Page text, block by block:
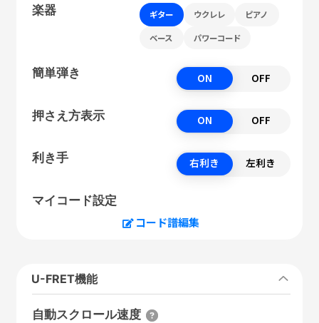
楽器 ギター ウクレレ ピアノ
ベース パワーコード
簡単弾き ON OFF
押さえ方表示 ON OFF
利き手 右利き 左利き
マイコード設定
コード譜編集
U-FRET機能
自動スクロール速度